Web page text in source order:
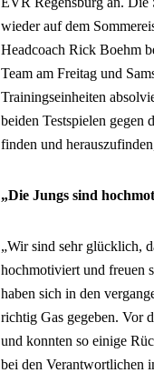
wieder auf dem
Headcoach Rick Boehm
Team am Freitag und
Trainingseinheiten
beiden Testspielen gegen
finden und
„Die Jungs sind
„Wir sind sehr glücklich,
hochmotiviert und freuen
haben sich in den
richtig Gas gegeben. Vor
und konnten so einige
bei den Verantwortlichen